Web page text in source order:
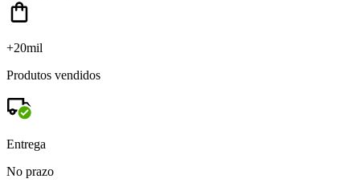
+20mil
Produtos vendidos
Entrega
No prazo